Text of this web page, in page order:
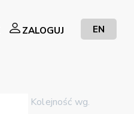
ZALOGUJ EN
Kolejność wg.